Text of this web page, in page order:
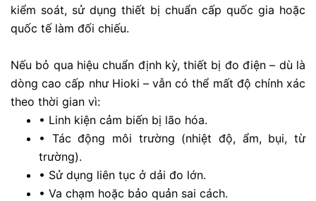
kiểm soát, sử dụng thiết bị chuẩn cấp quốc gia hoặc
quốc tế làm đối chiếu.
Nếu bỏ qua hiệu chuẩn định kỳ, thiết bị đo điện – dù là
dòng cao cấp như Hioki – vẫn có thể mất độ chính xác
theo thời gian vì:
• Linh kiện cảm biến bị lão hóa.
• Tác động môi trường (nhiệt độ, ẩm, bụi, từ
trường).
• Sử dụng liên tục ở dải đo lớn.
• Va chạm hoặc bảo quản sai cách.